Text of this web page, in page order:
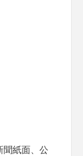
聞紙面、公